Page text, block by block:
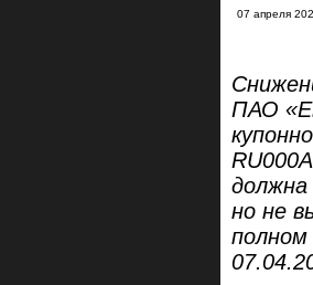
07 апреля
ПАО
но не